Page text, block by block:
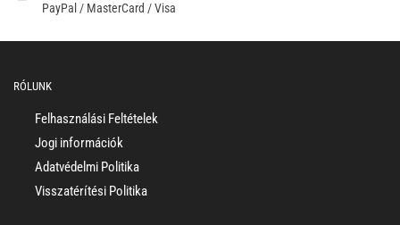
PayPal / MasterCard / Visa
RÓLUNK
Felhasználási Feltételek
Jogi információk
Adatvédelmi Politika
Visszatérítési Politika